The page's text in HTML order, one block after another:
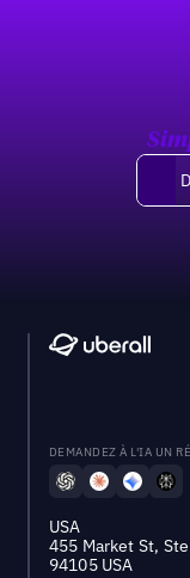
DEMANDEZ À L'IA UN
USA
455 Market St,
94105 USA